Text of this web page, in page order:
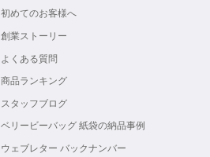
初めてのお客様へ
創業ストーリー
よくある質問
商品ランキング
スタッフブログ
ベリービーバッグ 紙袋の納品事例
ウェブレター バックナンバー